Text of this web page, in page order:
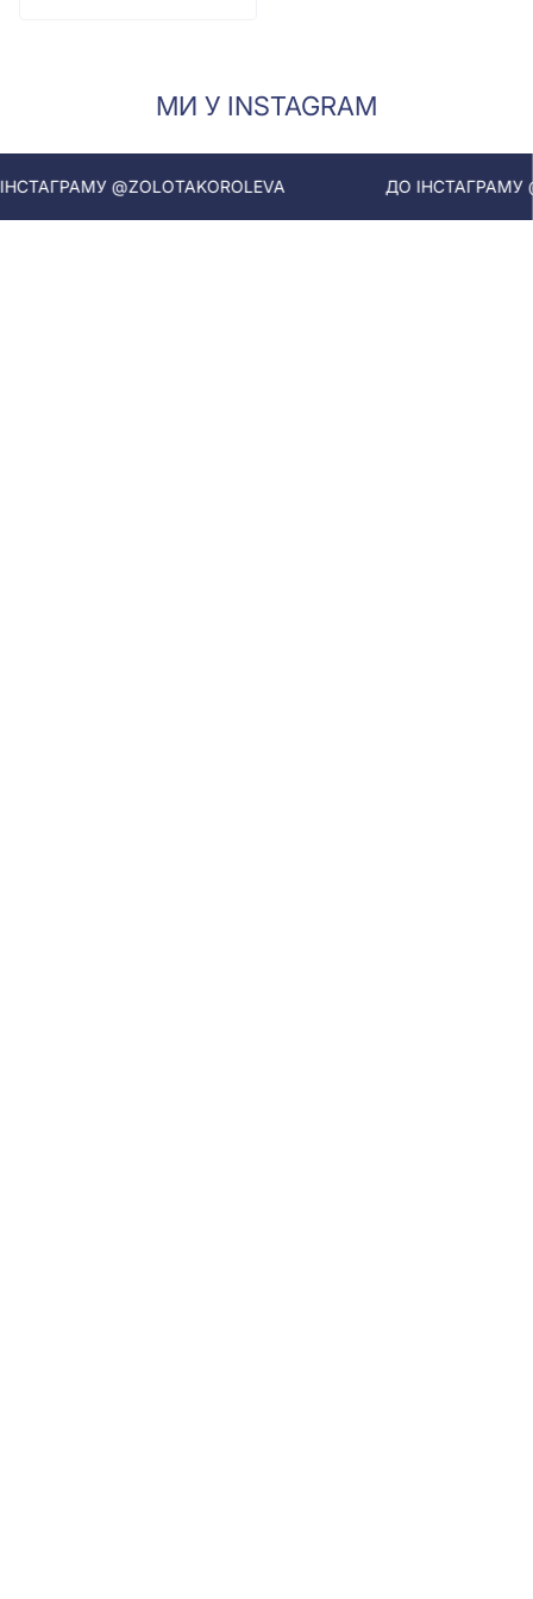
МИ У INSTAGRAM
@ZOLOTAKOROLEVA ДО ІНСТАГРАМУ